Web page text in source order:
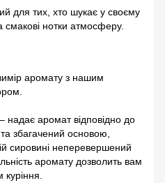
для тих, хто шукає у своєму
смакові нотки атмосферу.
аромату з нашим
аромат відповідно до
збагачений основою,
сировині неперевершений
аромату дозволить вам